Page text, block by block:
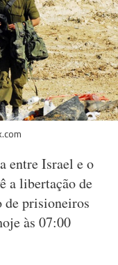
entre Israel e o
a libertação de
de prisioneiros
às 07:00